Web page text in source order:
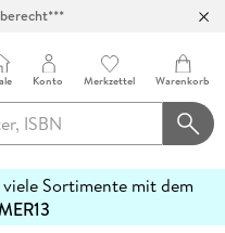
Konto Merkzettel Warenkorb
Sortimente mit dem